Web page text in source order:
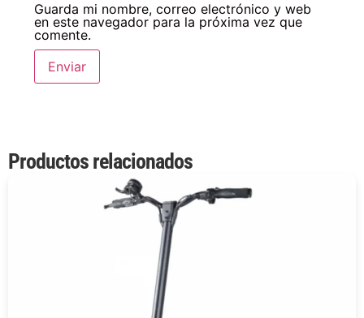
Guarda mi nombre, correo electrónico y web
en este navegador para la próxima vez que
comente.
Productos relacionados